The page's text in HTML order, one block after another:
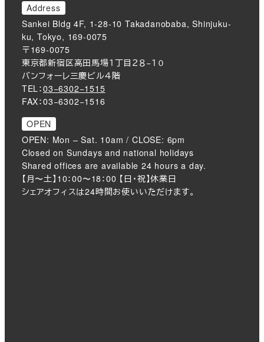
Address
Sankei Bldg 4F, 1-28-10 Takadanobaba, Shinjuku-
ku, Tokyo, 169-0075
〒169-0075
東京都新宿区高田馬場１丁目２８−１０
バンフォーレ三慶ビル４階
TEL：03−6302−1515
FAX：03−6302−1516
OPEN
OPEN: Mon – Sat. 10am / CLOSE: 6pm
Closed on Sundays and national holidays
Shared offices are available 24 hours a day.
【月〜土】10：00〜18：00 【日・祝】休業日
シェアオフィスは24時間お使いいただけます。